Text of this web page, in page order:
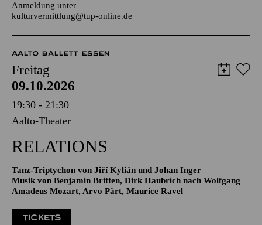
Anmeldung unter
kulturvermittlung@tup-online.de
AALTO BALLETT ESSEN
Freitag
09.10.2026
19:30 - 21:30
Aalto-Theater
RELATIONS
Tanz-Triptychon von Jiří Kylián und Johan Inger
Musik von Benjamin Britten, Dirk Haubrich nach Wolfgang
Amadeus Mozart, Arvo Pärt, Maurice Ravel
TICKETS